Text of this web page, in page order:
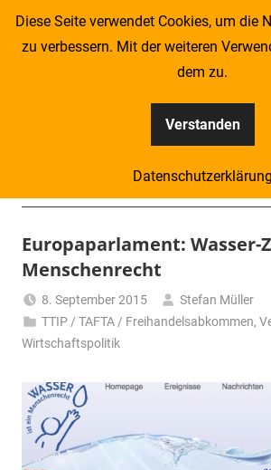
Zum
Kompass
–
Zeitung
für
Piraten
Europaparlament: Wasser-
Menschenrecht
8. September 2015
Stefan Müller
TTIP / TAFTA / Freihandelsabkommen,
Wirtschaftspolitik
Diese Seite verwendet Cookies, um die
zu verbessern. Mit der weiteren
dem zu.
Verstanden
Datenschutzerklärung